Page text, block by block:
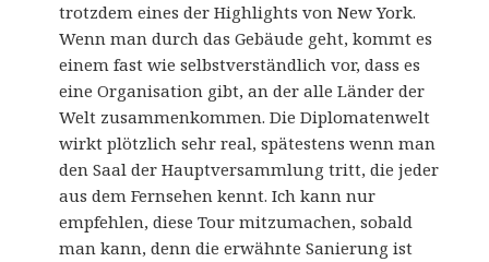
trotzdem eines der Highlights von New York.
Wenn man durch das Gebäude geht, kommt es
einem fast wie selbstverständlich vor, dass es
eine Organisation gibt, an der alle Länder der
Welt zusammenkommen. Die Diplomatenwelt
wirkt plötzlich sehr real, spätestens wenn man
den Saal der Hauptversammlung tritt, die jeder
aus dem Fernsehen kennt. Ich kann nur
empfehlen, diese Tour mitzumachen, sobald
man kann, denn die erwähnte Sanierung ist